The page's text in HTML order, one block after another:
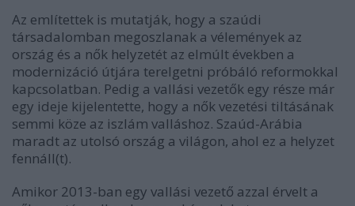
Az említettek is mutatják, hogy a szaúdi
társadalomban megoszlanak a vélemények az
ország és a nők helyzetét az elmúlt években a
modernizáció útjára terelgetni próbáló reformokkal
kapcsolatban. Pedig a vallási vezetők egy része már
egy ideje kijelentette, hogy a nők vezetési tiltásának
semmi köze az iszlám valláshoz. Szaúd-Arábia
maradt az utolsó ország a világon, ahol ez a helyzet
fennáll(t).
Amikor 2013-ban egy vallási vezető azzal érvelt a